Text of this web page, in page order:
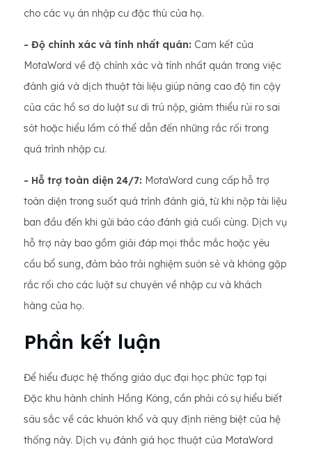
cho các vụ án nhập cư đặc thù của họ.
- Độ chính xác và tính nhất quán: Cam kết của
MotaWord về độ chính xác và tính nhất quán trong việc
đánh giá và dịch thuật tài liệu giúp nâng cao độ tin cậy
của các hồ sơ do luật sư di trú nộp, giảm thiểu rủi ro sai
sót hoặc hiểu lầm có thể dẫn đến những rắc rối trong
quá trình nhập cư.
- Hỗ trợ toàn diện 24/7: MotaWord cung cấp hỗ trợ
toàn diện trong suốt quá trình đánh giá, từ khi nộp tài liệu
ban đầu đến khi gửi báo cáo đánh giá cuối cùng. Dịch vụ
hỗ trợ này bao gồm giải đáp mọi thắc mắc hoặc yêu
cầu bổ sung, đảm bảo trải nghiệm suôn sẻ và không gặp
rắc rối cho các luật sư chuyên về nhập cư và khách
hàng của họ.
Phần kết luận
Để hiểu được hệ thống giáo dục đại học phức tạp tại
Đặc khu hành chính Hồng Kông, cần phải có sự hiểu biết
sâu sắc về các khuôn khổ và quy định riêng biệt của hệ
thống này. Dịch vụ đánh giá học thuật của MotaWord